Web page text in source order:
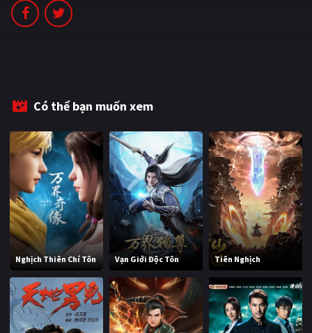
Có thể bạn muốn xem
Nghịch Thiên Chí Tôn Vạn Giới Độc Tôn Tiên Nghịch